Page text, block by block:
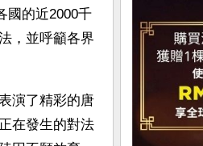
國的近2000千
，並呼籲各界
演了精彩的唐
在發生的對法